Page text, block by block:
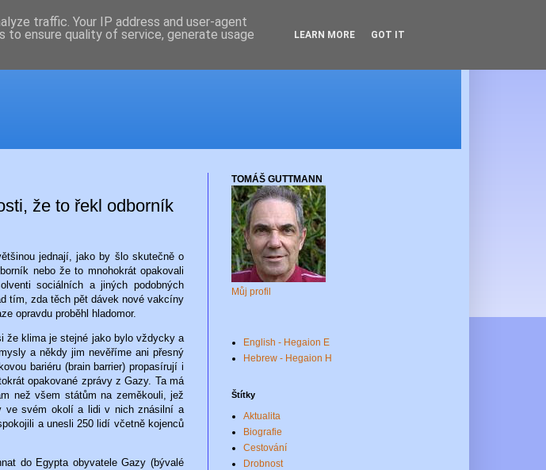
že to řekl odborník
jednají, jako by šlo skutečně o
nebo že to mnohokrát opakovali
sociálních a jiných podobných
tím, zda těch pět dávek nové vakcíny
opravdu proběhl hladomor.
že klima je stejné jako bylo vždycky a
a někdy jim nevěříme ani přesný
bariéru (brain barrier) propasírují i
opakované zprávy z Gazy. Ta má
než všem státům na zeměkouli, jež
ve svém okolí a lidi v nich znásilní a
a unesli 250 lidí včetně kojenců
do Egypta obyvatele Gazy (bývalé
TOMÁŠ GUTTMANN
Můj profil
English - Hegaion E
Hebrew - Hegaion H
Štítky
Aktualita
Biografie
Cestování
Drobnost
traffic. Your IP address and user-agent
to ensure quality of service, generate usage
LEARN MORE GOT IT